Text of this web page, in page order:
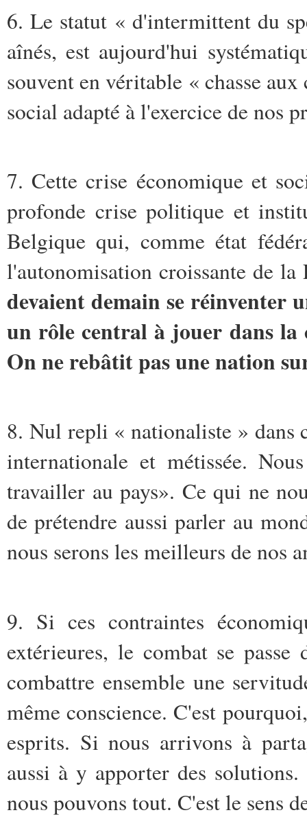
6. Le statut « d'intermittent du
aînés, est aujourd'hui
souvent en véritable « chasse
social adapté à l'exercice de nos
7. Cette crise économique et
profonde crise politique et
Belgique qui, comme état
l'autonomisation croissante de
devaient demain se réinventer
un rôle central à jouer dans
On ne rebâtit pas une nation
8. Nul repli « nationaliste » dans
internationale et métissée.
travailler au pays». Ce qui ne
de prétendre aussi parler au
nous serons les meilleurs de nos
9. Si ces contraintes
extérieures, le combat se passe
combattre ensemble une
même conscience. C'est
esprits. Si nous arrivons à
aussi à y apporter des
nous pouvons tout. C'est le sens